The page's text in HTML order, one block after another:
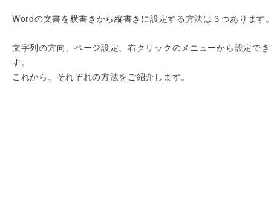
Wordの文書を横書きから縦書きに設定する方法は３つあります
文字列の方向、ページ設定、右クリックのメニューから設定で
す。
これから、それぞれの方法をご紹介します。